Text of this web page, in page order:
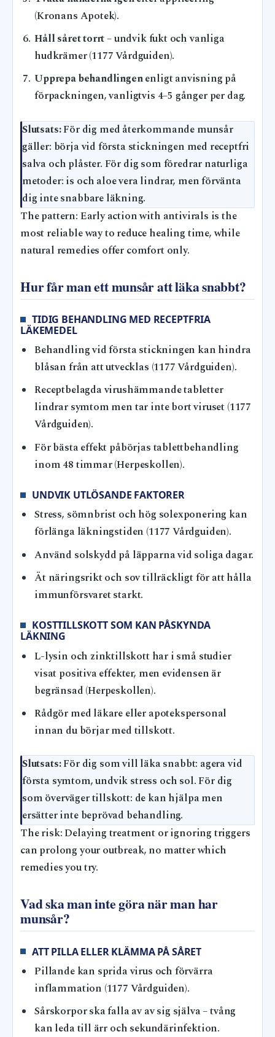
(Kronans Apotek).
Håll såret torrt– undvik fukt och vanliga
hudkrämer (1177 Vårdguiden).
Upprepa behandlingenenligt anvisning på
förpackningen, vanligtvis 4–5 gånger per dag.
Slutsats:För dig med återkommande munsår
gäller: börja vid första stickningen med receptfri
salva och plåster. För dig som föredrar naturliga
metoder: is och aloe vera lindrar, men förvänta
dig inte snabbare läkning.
The pattern: Early action with antivirals is the
most reliable way to reduce healing time, while
natural remedies offer comfort only.
Hur får man ett munsår att läka snabbt?
TIDIG BEHANDLING MED RECEPTFRIA
LÄKEMEDEL
Behandling vid första stickningen kan hindra
blåsan från att utvecklas (1177 Vårdguiden).
Receptbelagda virushämmande tabletter
lindrar symtom men tar inte bort viruset (1177
Vårdguiden).
För bästa effekt påbörjas tablettbehandling
inom 48 timmar (Herpeskollen).
UNDVIK UTLÖSANDE FAKTORER
Stress, sömnbrist och hög solexponering kan
förlänga läkningstiden (1177 Vårdguiden).
Använd solskydd på läpparna vid soliga dagar.
Ät näringsrikt och sov tillräckligt för att hålla
immunförsvaret starkt.
KOSTTILLSKOTT SOM KAN PÅSKYNDA
LÄKNING
L-lysin och zinktillskott har i små studier
visat positiva effekter, men evidensen är
begränsad (Herpeskollen).
Rådgör med läkare eller apotekspersonal
innan du börjar med tillskott.
Slutsats:För dig som vill läka snabbt: agera vid
första symtom, undvik stress och sol. För dig
som överväger tillskott: de kan hjälpa men
ersätter inte beprövad behandling.
The risk: Delaying treatment or ignoring triggers
can prolong your outbreak, no matter which
remedies you try.
Vad ska man inte göra när man har
munsår?
ATT PILLA ELLER KLÄMMA PÅ SÅRET
Pillande kan sprida virus och förvärra
inflammation (1177 Vårdguiden).
Sårskorpor ska falla av av sig själva – tvång
kan leda till ärr och sekundärinfektion.